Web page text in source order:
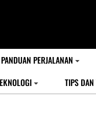
PANDUAN PERJALANAN
TIPS